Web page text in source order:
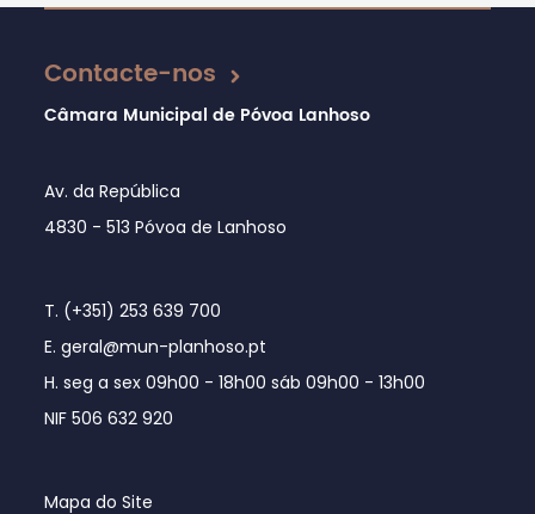
Atualizado em 06/11/2018
Contacte-nos
Câmara Municipal de Póvoa Lanhoso
Av. da República
4830 - 513 Póvoa de Lanhoso
T. (+351) 253 639 700
E. geral@mun-planhoso.pt
H. seg a sex 09h00 - 18h00 sáb 09h00 - 13h00
NIF 506 632 920
Mapa do Site